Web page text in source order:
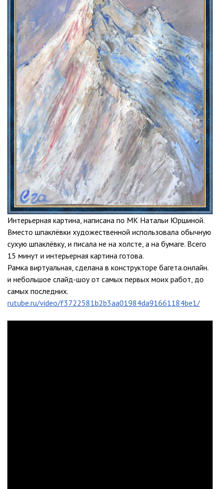
Интерьерная картина, написана по МК Натальи Юршиной.
Вместо шпаклёвки художественной использовала обычную
сухую шпаклёвку, и писала не на холсте, а на бумаге. Всего
15 минут и интерьерная картина готова.
Рамка виртуальная, сделана в конструкторе багета.онлайн.
и небольшое слайд-шоу от самых первых моих работ, до
самых последних.
rutube.ru/video/f3722581b2b3aa01984da91661184be1/